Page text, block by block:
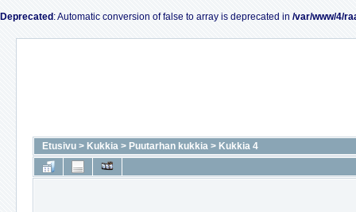
Deprecated : Automatic conversion of false to array is deprecated in /var/www/4/
Etusivu > Kukkia > Puutarhan kukkia > Kukkia 4